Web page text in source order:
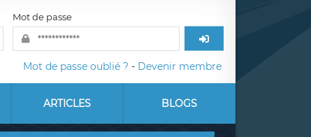
Mot de passe
Mot de passe oublié ? - Devenir membre
ARTICLES BLOGS